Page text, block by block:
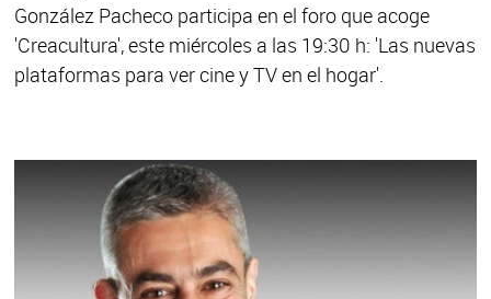
González Pacheco participa en el foro que acoge
'Creacultura', este miércoles a las 19:30 h: 'Las nuevas
plataformas para ver cine y TV en el hogar'.